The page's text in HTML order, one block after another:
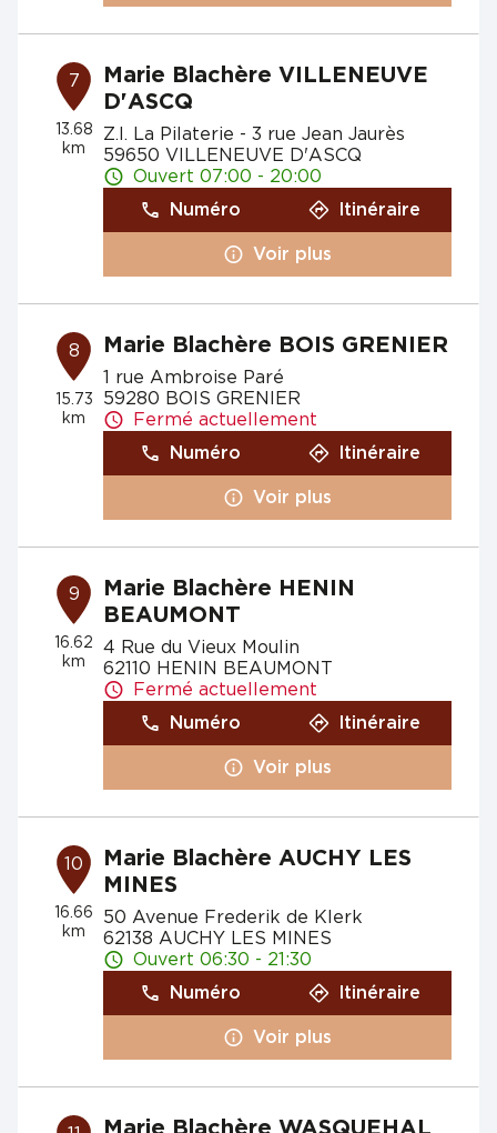
7
13.68
km
Marie Blachère VILLENEUVE
D'ASCQ
Z.I. La Pilaterie - 3 rue Jean Jaurès
59650 VILLENEUVE D'ASCQ
Ouvert 07:00 - 20:00
Numéro
Itinéraire
Voir plus
8
15.73
km
Marie Blachère BOIS GRENIER
1 rue Ambroise Paré
59280 BOIS GRENIER
Fermé actuellement
Numéro
Itinéraire
Voir plus
9
16.62
km
Marie Blachère HENIN
BEAUMONT
4 Rue du Vieux Moulin
62110 HENIN BEAUMONT
Fermé actuellement
Numéro
Itinéraire
Voir plus
10
16.66
km
Marie Blachère AUCHY LES
MINES
50 Avenue Frederik de Klerk
62138 AUCHY LES MINES
Ouvert 06:30 - 21:30
Numéro
Itinéraire
Voir plus
Marie Blachère WASQUEHAL